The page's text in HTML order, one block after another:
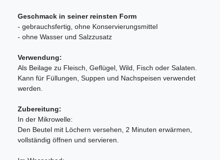
Geschmack in seiner reinsten Form
- gebrauchsfertig, ohne Konservierungsmittel
- ohne Wasser und Salzzusatz
Verwendung:
Als Beilage zu Fleisch, Geflügel, Wild, Fisch oder Salaten.
Kann für Füllungen, Suppen und Nachspeisen verwendet
werden.
Zubereitung:
In der Mikrowelle:
Den Beutel mit Löchern versehen, 2 Minuten erwärmen,
vollständig öffnen und servieren.